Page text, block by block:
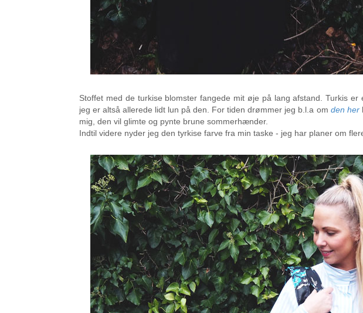
Stoffet med de turkise blomster fangede mit øje på lang afstand. Turkis
jeg er altså allerede lidt lun på den. For tiden drømmer jeg b.l.a om den her
mig, den vil glimte og pynte brune sommerhænder.
Indtil videre nyder jeg den tyrkise farve fra min taske - jeg har planer om